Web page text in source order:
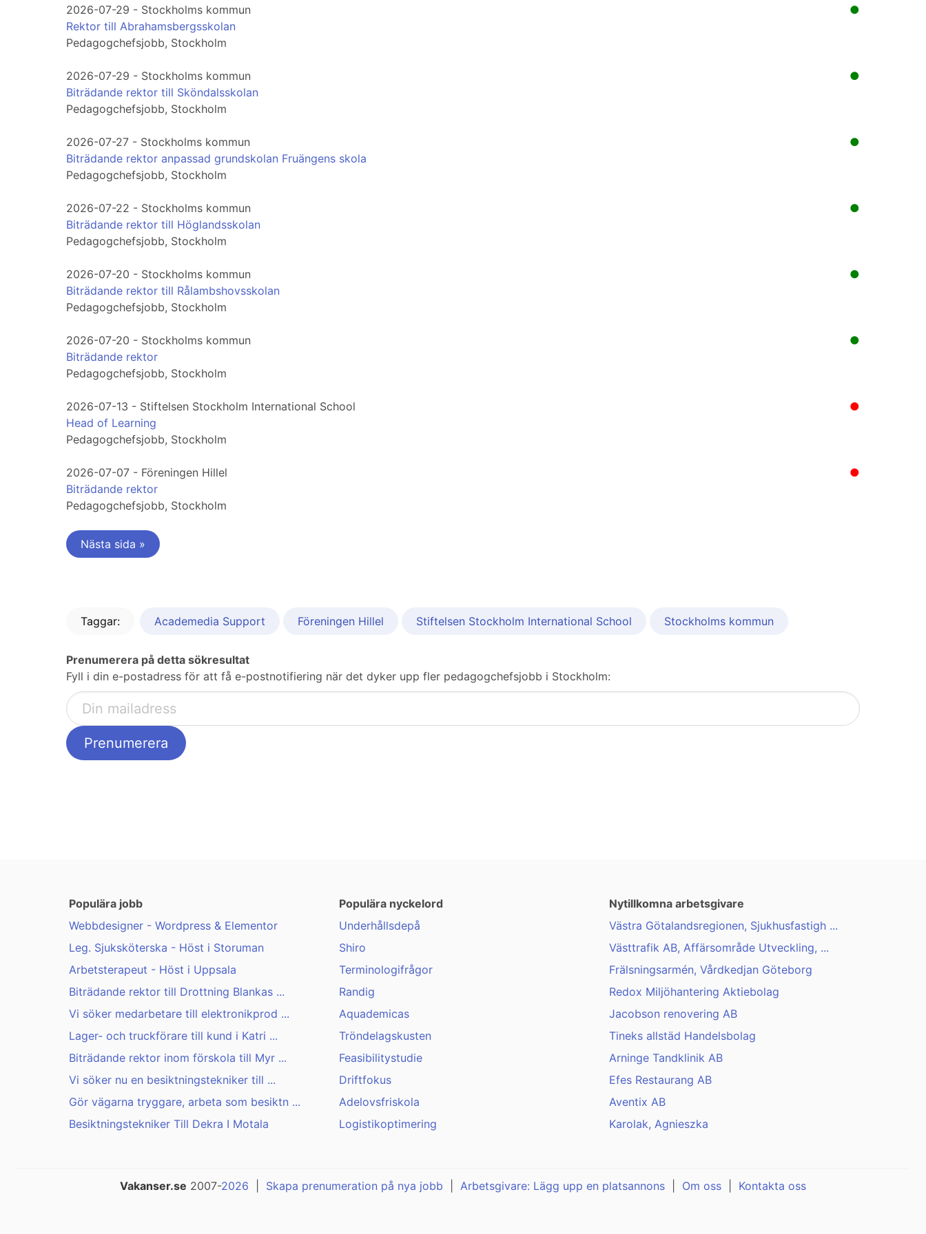
●
2026-07-29 - Stockholms kommun
Rektor till Abrahamsbergsskolan
Pedagogchefsjobb, Stockholm
●
2026-07-29 - Stockholms kommun
Biträdande rektor till Sköndalsskolan
Pedagogchefsjobb, Stockholm
●
2026-07-27 - Stockholms kommun
Biträdande rektor anpassad grundskolan Fruängens skola
Pedagogchefsjobb, Stockholm
●
2026-07-22 - Stockholms kommun
Biträdande rektor till Höglandsskolan
Pedagogchefsjobb, Stockholm
●
2026-07-20 - Stockholms kommun
Biträdande rektor till Rålambshovsskolan
Pedagogchefsjobb, Stockholm
●
2026-07-20 - Stockholms kommun
Biträdande rektor
Pedagogchefsjobb, Stockholm
●
2026-07-13 - Stiftelsen Stockholm International School
Head of Learning
Pedagogchefsjobb, Stockholm
●
2026-07-07 - Föreningen Hillel
Biträdande rektor
Pedagogchefsjobb, Stockholm
Nästa sida »
Taggar: Academedia Support Föreningen Hillel Stiftelsen Stockholm International School Stockholms kommun
Prenumerera på detta sökresultat
Fyll i din e-postadress för att få e-postnotifiering när det dyker upp fler pedagogchefsjobb i Stockholm:
Populära jobb
Webbdesigner - Wordpress & Elementor
Leg. Sjuksköterska - Höst i Storuman
Arbetsterapeut - Höst i Uppsala
Biträdande rektor till Drottning Blankas ...
Vi söker medarbetare till elektronikprod ...
Lager- och truckförare till kund i Katri ...
Biträdande rektor inom förskola till Myr ...
Vi söker nu en besiktningstekniker till ...
Gör vägarna tryggare, arbeta som besiktn ...
Besiktningstekniker Till Dekra I Motala
Populära nyckelord
Underhållsdepå
Shiro
Terminologifrågor
Randig
Aquademicas
Tröndelagskusten
Feasibilitystudie
Driftfokus
Adelovsfriskola
Logistikoptimering
Nytillkomna arbetsgivare
Västra Götalandsregionen, Sjukhusfastigh ...
Västtrafik AB, Affärsområde Utveckling, ...
Frälsningsarmén, Vårdkedjan Göteborg
Redox Miljöhantering Aktiebolag
Jacobson renovering AB
Tineks allstäd Handelsbolag
Arninge Tandklinik AB
Efes Restaurang AB
Aventix AB
Karolak, Agnieszka
Vakanser.se 2007-2026 Skapa prenumeration på nya jobb Arbetsgivare: Lägg upp en platsannons Om oss Kontakta oss